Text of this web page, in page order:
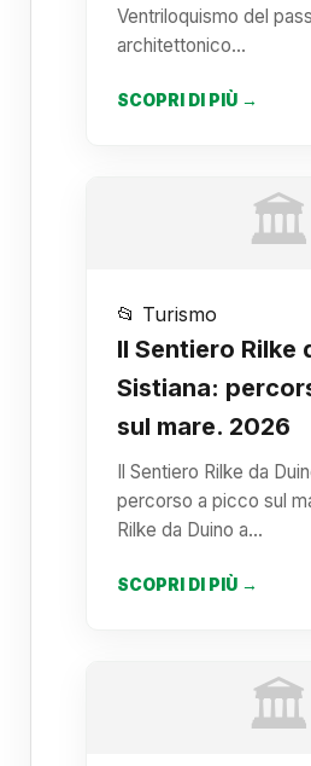
Ventriloquismo del
architettonico…
SCOPRI DI PIÙ →
🏛️
📂 Turismo
Il Sentiero Rilke
Sistiana:
sul mare. 2026
Il Sentiero Rilke da
percorso a picco sul
Rilke da Duino a…
SCOPRI DI PIÙ →
🏛️